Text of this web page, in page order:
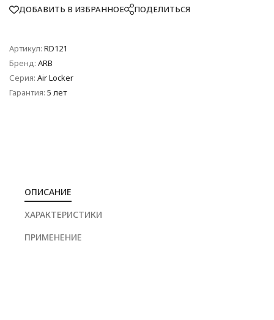
ДОБАВИТЬ В ИЗБРАННОЕ ПОДЕЛИТЬСЯ
Артикул: RD121
Бренд: ARB
Серия: Air Locker
Гарантия: 5 лет
ОПИСАНИЕ
ХАРАКТЕРИСТИКИ
ПРИМЕНЕНИЕ